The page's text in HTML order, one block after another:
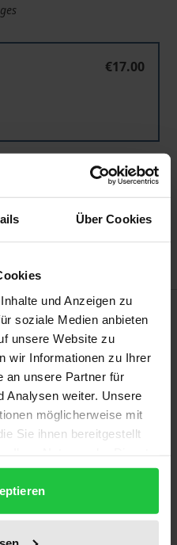
Über Cookies
und Anzeigen zu
soziale Medien anbieten
unsere Website zu
wir Informationen zu Ihrer
an unsere Partner für
Analysen weiter. Unsere
möglicherweise mit
Sie ihnen bereitgestellt
€17.00